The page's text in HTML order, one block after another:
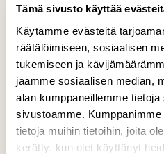
Tämä sivusto käyttää
Käytämme evästeitä
räätälöimiseen, sosiaalisen
tukemiseen ja
jaamme sosiaalisen median,
alan kumppaneillemme
sivustoamme.
tietoja muihin tietoihin, joita
kerätty, kun olet käyttänyt
Pirteän
peräti kolmena.
ja juuri erottuvat
"auringoista"